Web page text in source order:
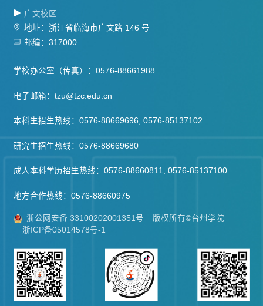
广文校区
地址：浙江省临海市广文路 146 号
邮编：317000
学校办公室（传真）：0576-88661988
电子邮箱：tzu@tzc.edu.cn
本科生招生热线：0576-88669696, 0576-85137102
研究生招生热线：0576-88669680
成人本科学历招生热线：0576-88660811, 0576-85137100
地方合作热线：0576-88660975
浙公网安备 33100202001351号
版权所有©台州学院
浙ICP备05014578号-1